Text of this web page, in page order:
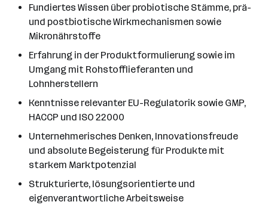
Fundiertes Wissen über probiotische Stämme, prä-
und postbiotische Wirkmechanismen sowie
Mikronährstoffe
Erfahrung in der Produktformulierung sowie im
Umgang mit Rohstofflieferanten und
Lohnherstellern
Kenntnisse relevanter EU-Regulatorik sowie GMP,
HACCP und ISO 22000
Unternehmerisches Denken, Innovationsfreude
und absolute Begeisterung für Produkte mit
starkem Marktpotenzial
Strukturierte, lösungsorientierte und
eigenverantwortliche Arbeitsweise